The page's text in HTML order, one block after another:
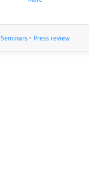
Seminars • Press review